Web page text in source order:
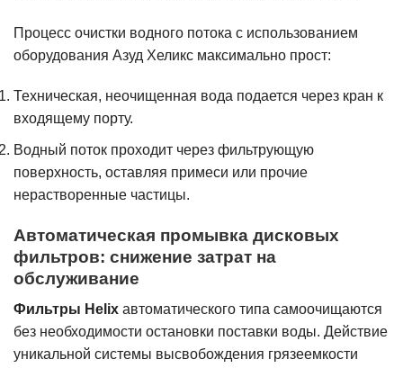
Процесс очистки водного потока с использованием
оборудования Азуд Хеликс максимально прост:
Техническая, неочищенная вода подается через кран к
входящему порту.
Водный поток проходит через фильтрующую
поверхность, оставляя примеси или прочие
нерастворенные частицы.
Автоматическая промывка дисковых
фильтров: снижение затрат на
обслуживание
Фильтры Helix автоматического типа самоочищаются
без необходимости остановки поставки воды. Действие
уникальной системы высвобождения грязеемкости